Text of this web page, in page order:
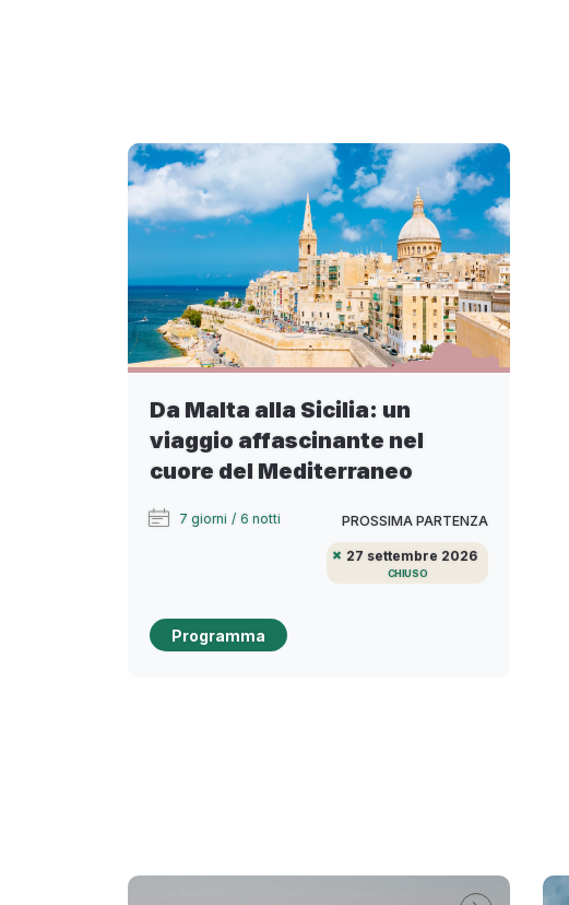
Da Malta alla Sicilia: un
viaggio affascinante nel
cuore del Mediterraneo
7 giorni / 6 notti PROSSIMA PARTENZA
27 settembre 2026
CHIUSO
Programma